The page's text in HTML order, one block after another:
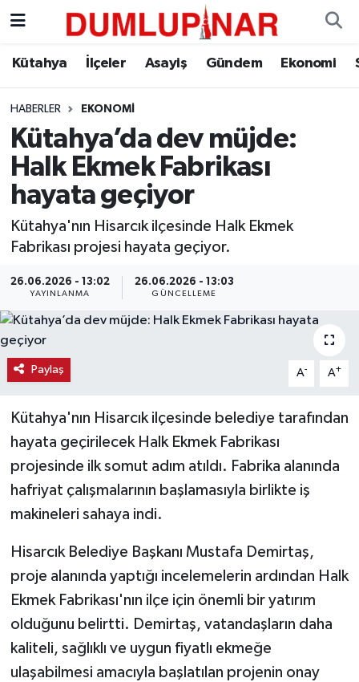
Kütahya İlçeler Asayiş Gündem Ekonomi
HABERLER EKONOMI
Kütahya’da dev müjde:
Halk Ekmek Fabrikası
hayata geçiyor
Kütahya'nın Hisarcık ilçesinde Halk Ekmek
Fabrikası projesi hayata geçiyor.
26.06.2026 - 13:02
YAYINLANMA
26.06.2026 - 13:03
GÜNCELLEME
Paylaş A- A+
Kütahya'nın Hisarcık ilçesinde belediye tarafından
hayata geçirilecek Halk Ekmek Fabrikası
projesinde ilk somut adım atıldı. Fabrika alanında
hafriyat çalışmalarının başlamasıyla birlikte iş
makineleri sahaya indi.
Hisarcık Belediye Başkanı Mustafa Demirtaş,
proje alanında yaptığı incelemelerin ardından Halk
Ekmek Fabrikası'nın ilçe için önemli bir yatırım
olduğunu belirtti. Demirtaş, vatandaşların daha
kaliteli, sağlıklı ve uygun fiyatlı ekmeğe
ulaşabilmesi amacıyla başlatılan projenin onay
Asayiş
Diğer
Dünya
Eğitim
Ekonomi
Gündem
Haber İlanlar
Kültür-Sanat
Magazin
Resmi İlanlar
Sağlık
Seri İlan
Siyaset
Kütahya Hava Durumu
Kütahya Trafik Yoğunluk Haritası
Süper Lig Puan Durumu ve Fikstür
Tüm Manşetler
Son Dakika Haberleri